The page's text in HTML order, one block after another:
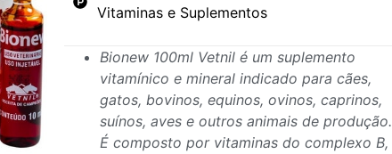
Vitaminas e Suplementos
Bionew 100ml Vetnil é um suplemento
vitamínico e mineral indicado para cães,
gatos, bovinos, equinos, ovinos, caprinos,
suínos, aves e outros animais de produção.
É composto por vitaminas do complexo B,